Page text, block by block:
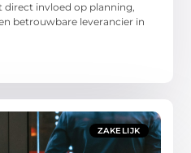
direct invloed op planning,
betrouwbare leverancier in
ZAKELIJK